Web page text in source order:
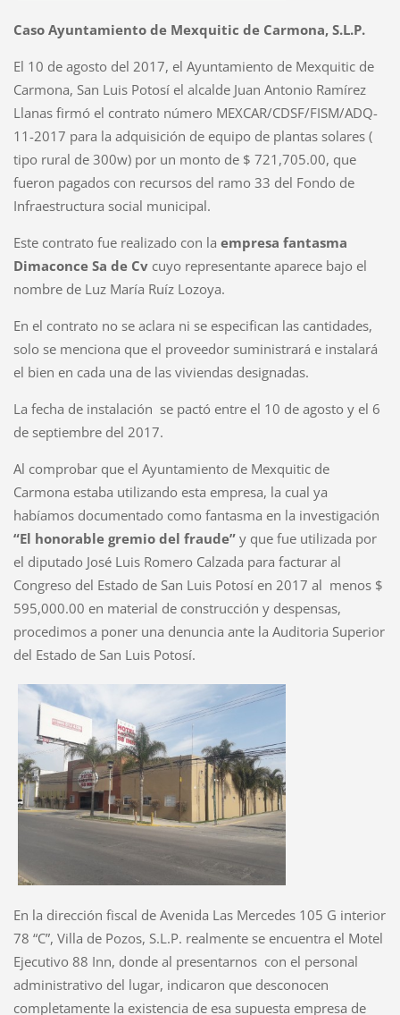
Caso Ayuntamiento de Mexquitic de Carmona, S.L.P.
El 10 de agosto del 2017, el Ayuntamiento de Mexquitic de
Carmona, San Luis Potosí el alcalde Juan Antonio Ramírez
Llanas firmó el contrato número MEXCAR/CDSF/FISM/ADQ-
11-2017 para la adquisición de equipo de plantas solares (
tipo rural de 300w) por un monto de $ 721,705.00, que
fueron pagados con recursos del ramo 33 del Fondo de
Infraestructura social municipal.
Este contrato fue realizado con la empresa fantasma
Dimaconce Sa de Cv cuyo representante aparece bajo el
nombre de Luz María Ruíz Lozoya.
En el contrato no se aclara ni se especifican las cantidades,
solo se menciona que el proveedor suministrará e instalará
el bien en cada una de las viviendas designadas.
La fecha de instalación se pactó entre el 10 de agosto y el 6
de septiembre del 2017.
Al comprobar que el Ayuntamiento de Mexquitic de
Carmona estaba utilizando esta empresa, la cual ya
habíamos documentado como fantasma en la investigación
“El honorable gremio del fraude”y que fue utilizada por
el diputado José Luis Romero Calzada para facturar al
Congreso del Estado de San Luis Potosí en 2017 al menos $
595,000.00 en material de construcción y despensas,
procedimos a poner una denuncia ante la Auditoria Superior
del Estado de San Luis Potosí.
En la dirección fiscal de Avenida Las Mercedes 105 G interior
78 “C”, Villa de Pozos, S.L.P. realmente se encuentra el Motel
Ejecutivo 88 Inn, donde al presentarnos con el personal
administrativo del lugar, indicaron que desconocen
completamente la existencia de esa supuesta empresa de